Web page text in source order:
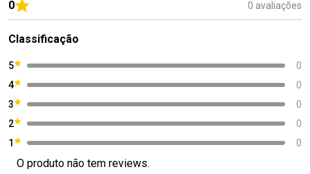
0 0 avaliações
Classificação
5
0
4
0
3
0
2
0
1
0
O produto não tem reviews.